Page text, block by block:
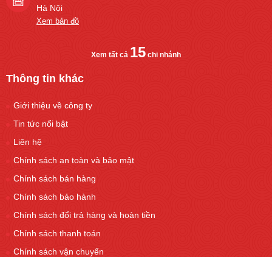
Hà Nội
Xem bản đồ
Xem tất cả 15 chi nhánh
Thông tin khác
Giới thiệu về công ty
Tin tức nổi bật
Liên hệ
Chính sách an toàn và bảo mật
Chính sách bán hàng
Chính sách bảo hành
Chính sách đổi trả hàng và hoàn tiền
Chính sách thanh toán
Chính sách vận chuyển